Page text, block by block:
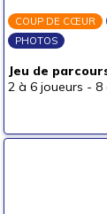
autour de
50 € et au-
COUP DE CŒUR
PHOTOS
Jeu de
2 à 6 joueurs - 8